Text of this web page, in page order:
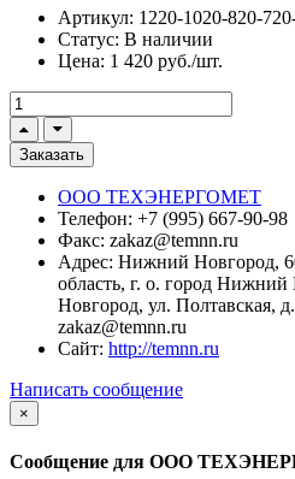
Артикул: 1220-1020-820-
Статус: В наличии
Цена: 1 420 руб./шт.
Заказать
ООО ТЕХЭНЕРГОМЕТ
Телефон: +7 (995) 667-90-98
Факс: zakaz@temnn.ru
Адрес: Нижний Новгород,
область, г. о. город
Новгород, ул. Полтавская,
zakaz@temnn.ru
Сайт: http://temnn.ru
Написать сообщение
×
Сообщение для ООО